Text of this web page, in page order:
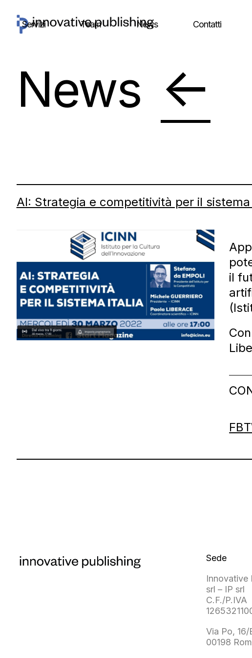
content
Servizi Team News Contatti
News ←
AI: Strategia e competitività per il sistema
il
FB
Sede
Innovative
srl – IP srl
C.F./P.IVA
Via Po, 16/
00198